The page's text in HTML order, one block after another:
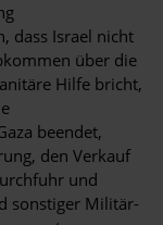
dass Israel nicht
über die
Hilfe bricht,
beendet,
den Verkauf
und
sonstiger Militär-